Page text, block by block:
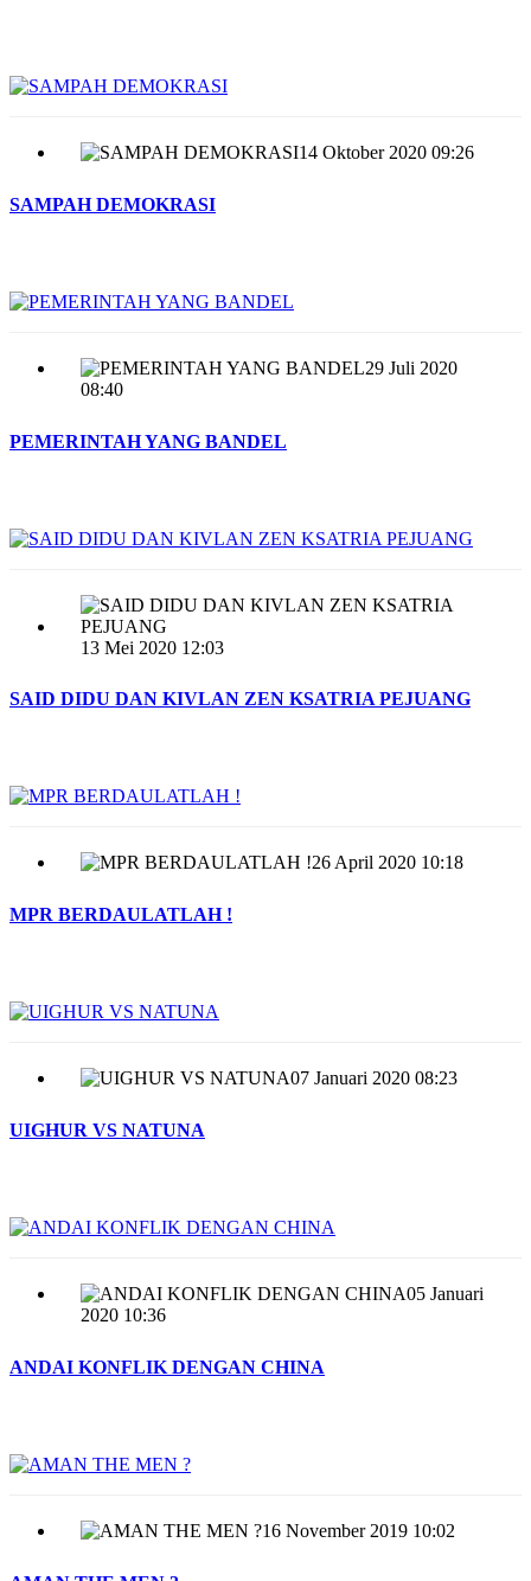
14 Oktober 2020 09:26
SAMPAH DEMOKRASI
29 Juli 2020
08:40
PEMERINTAH YANG BANDEL
13 Mei 2020 12:03
SAID DIDU DAN KIVLAN ZEN KSATRIA PEJUANG
26 April 2020 10:18
MPR BERDAULATLAH !
07 Januari 2020 08:23
UIGHUR VS NATUNA
05 Januari
2020 10:36
ANDAI KONFLIK DENGAN CHINA
16 November 2019 10:02